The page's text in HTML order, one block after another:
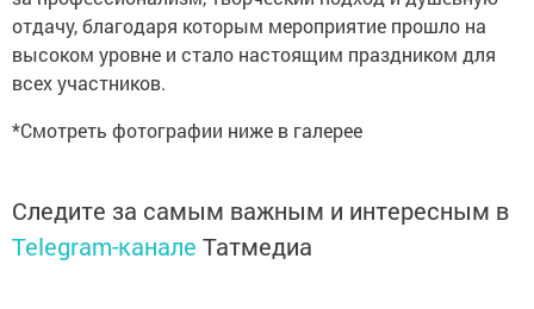
отдачу, благодаря которым мероприятие прошло на
высоком уровне и стало настоящим праздником для
всех участников.
*Смотреть фотографии ниже в галерее
Следите за самым важным и интересным в
Telegram-канале Татмедиа